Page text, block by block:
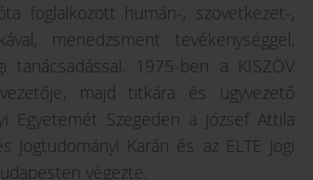
foglalkozott humán-, szövetkezet-,
menedzsment tevékenységgel,
tanácsadással. 1975-ben a KISZÖV
majd titkára és ügyvezető
Egyetemét Szegeden a József Attila
Jogtudományi Karán és az ELTE Jogi
végezte.